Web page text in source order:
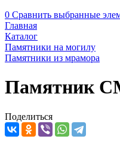
0 Сравнить выбранные
Главная
Каталог
Памятники на могилу
Памятники из мрамора
Памятник
Поделиться